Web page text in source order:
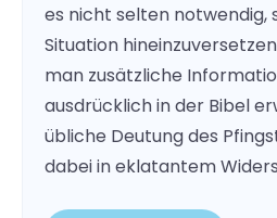
es nicht selten notwendig,
Situation
man zusätzliche
ausdrücklich in der Bibel
übliche Deutung des
dabei in eklatantem